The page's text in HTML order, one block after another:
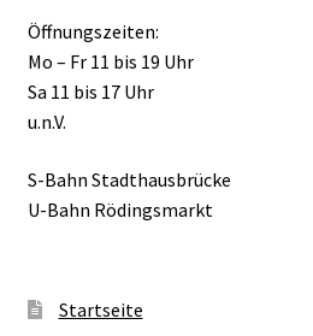
Öffnungszeiten:
Mo – Fr 11 bis 19 Uhr
Sa 11 bis 17 Uhr
u.n.V.
S-Bahn Stadthausbrücke
U-Bahn Rödingsmarkt
Startseite